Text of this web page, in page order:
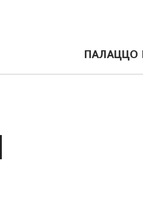
ПАЛАЦЦО